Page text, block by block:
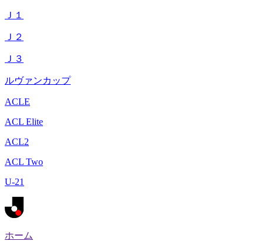
Ｊ１
Ｊ２
Ｊ３
ルヴァンカップ
ACLE
ACL Elite
ACL2
ACL Two
U-21
ホーム